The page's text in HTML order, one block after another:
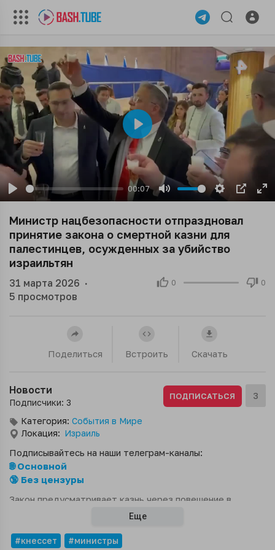
Play
00:07
Mute Settings
PIP
Play
Министр нацбезопасности отпраздновал
принятие закона о смертной казни для
палестинцев, осужденных за убийство
израильтян
0 0
31 марта 2026 ·
5 просмотров
Поделиться Встроить Скачать
Новости
Подписчики: 3
ПОДПИСАТЬСЯ 3
Категория: События в Мире
Локация: Израиль
Подписывайтесь на наши телеграм-каналы:
🌐 Основной
🔞 Без цензуры
Закон предусматривает казнь через повешение в
течение 90 дней после вынесения приговора с
помилование, пишет Reuters.Депутат Кнессета и
Еще
#кнессет #министры